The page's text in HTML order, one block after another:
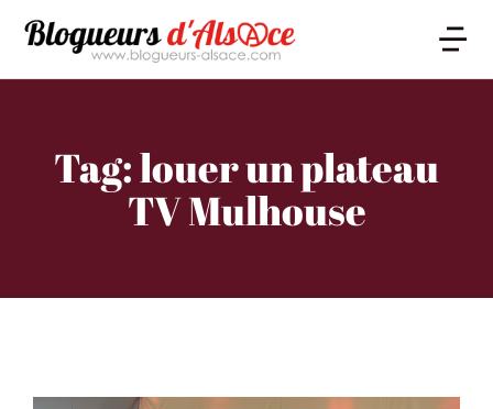
Tag: louer un plateau
TV Mulhouse